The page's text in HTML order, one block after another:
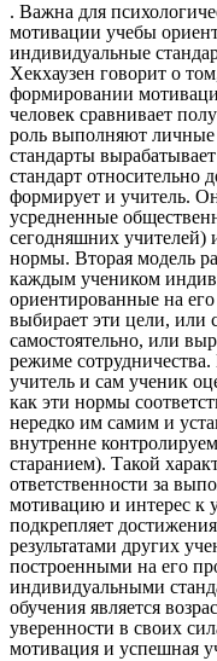
. Важна для
мотивации учебы
индивидуальные
Хекхаузен говорит о
формировании
человек сравнивает
роль выполняют
стандарты
стандарт относительно
формирует и учитель.
усредненные
сегодняшних учителей)
нормы. Вторая модель
каждым учеником
ориентированные на
выбирает эти цели, или
самостоятельно, или
режиме
учитель и сам ученик
как эти нормы
нередко им самим и
внутренне
старанием). Такой
ответственности за
мотивацию и интерес к
подкрепляет
результатами других
построенными на его
индивидуальными
обучения является
уверенности в своих
мотивация и успешная